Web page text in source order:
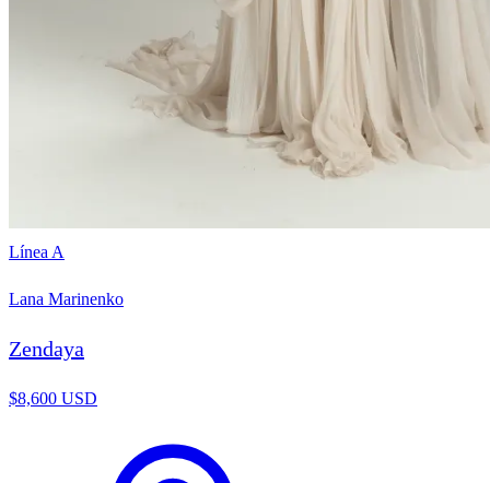
Línea A
Lana Marinenko
Zendaya
$8,600 USD